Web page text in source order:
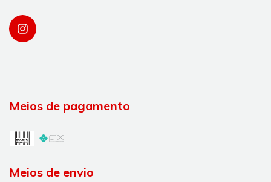
Meios de pagamento
Meios de envio